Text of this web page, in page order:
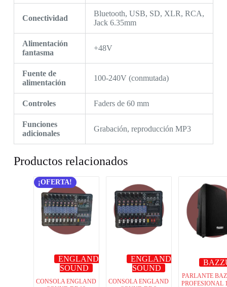
Conectividad
Bluetooth, USB, SD, XLR, RCA,
Jack 6.35mm
Alimentación
fantasma
+48V
Fuente de
alimentación
100-240V (conmutada)
Controles Faders de 60 mm
Funciones
adicionales
Grabación, reproducción MP3
Productos relacionados
¡OFERTA!
ENGLAND
SOUND
CONSOLA ENGLAND
ENGLAND
SOUND
CONSOLA ENGLAND
PARLANTE
PROFESIONAL